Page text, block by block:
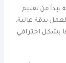
تبدأ من تقييم
بدقة عالية.
بشكل احترافي